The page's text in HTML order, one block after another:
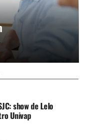
show de Lelo
Univap